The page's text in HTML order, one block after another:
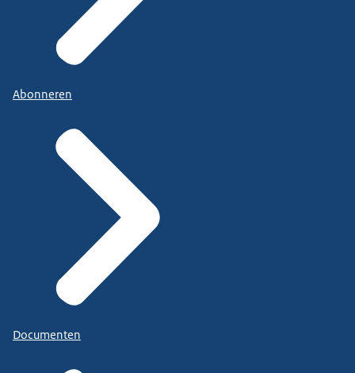
Abonneren
Documenten